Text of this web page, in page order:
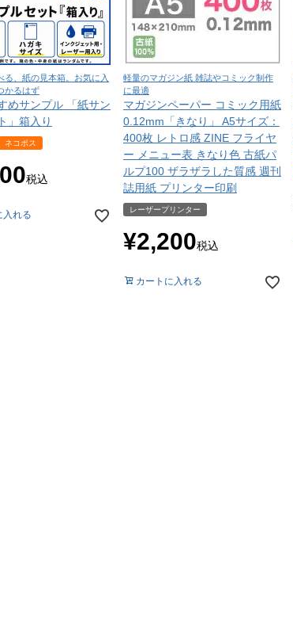
る、紙の見本箱。お気に入
かるはず
めサンプル 「紙サン
」箱入り
ネコポス
税込
入れる
軽量のマガジン紙 雑誌やコミック制作
に最適
マガジンペーパー コミック用紙
0.12mm「きなり」 A5サイズ：
400枚 レトロ感 ZINE フライヤ
ー メニュー表 きなり色 古紙パ
ルプ100 ザラザラした質感 週刊
誌用紙 プリンター印刷
レーザープリンター
¥2,200税込
カートに入れる